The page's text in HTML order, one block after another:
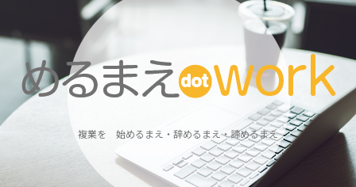
複業を 始めるまえ・辞めるまえ・諦めるまえ